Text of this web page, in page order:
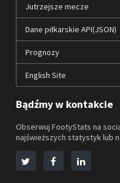
Jutrzejsze mecze
Dane piłkarskie API(JSON)
Prognozy
English Site
Bądźmy w kontakcie
Obserwuj FootyStats na
najświeższych statystyk lub